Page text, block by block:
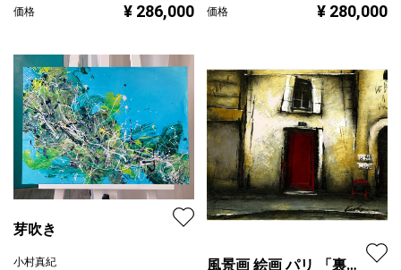
価格
¥ 286,000
価格
¥ 280,000
芽吹き
小村真紀
風景画 絵画 パリ 「裏通